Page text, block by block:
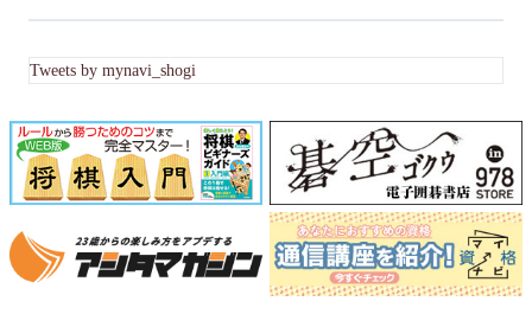
Tweets by mynavi_shogi